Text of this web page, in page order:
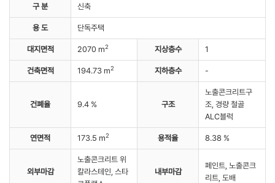
구 분 신축
용 도 단독주택
대지면적 2070 m2 지상층수 1
건축면적 194.73 m2 지하층수 -
건폐율 9.4 % 구조
노출콘크리트구
조, 경량 철골
ALC블럭
연면적 173.5 m2 용적율 8.38 %
외부마감
노출콘크리트 위
칼라스테인, 스타
내부마감
페인트, 노출콘크
리트, 도배